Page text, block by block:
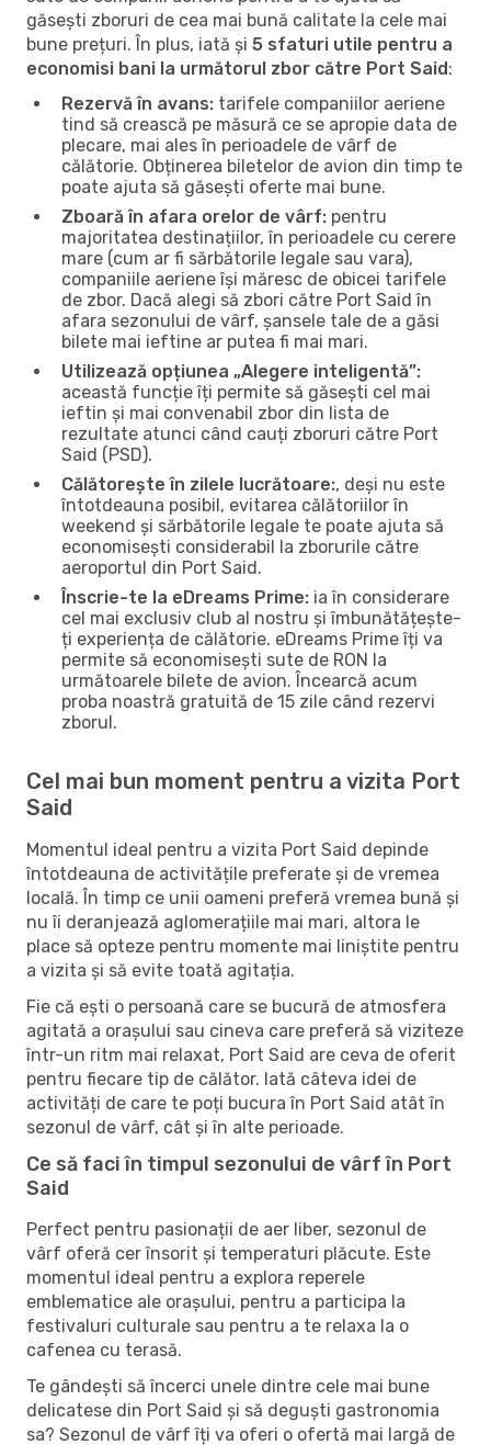
găsești zboruri de cea mai bună calitate la cele mai
bune prețuri. În plus, iată și 5 sfaturi utile pentru a
economisi bani la următorul zbor către Port Said:
Rezervă în avans: tarifele companiilor aeriene
tind să crească pe măsură ce se apropie data de
plecare, mai ales în perioadele de vârf de
călătorie. Obținerea biletelor de avion din timp te
poate ajuta să găsești oferte mai bune.
Zboară în afara orelor de vârf: pentru
majoritatea destinațiilor, în perioadele cu cerere
mare (cum ar fi sărbătorile legale sau vara),
companiile aeriene își măresc de obicei tarifele
de zbor. Dacă alegi să zbori către Port Said în
afara sezonului de vârf, șansele tale de a găsi
bilete mai ieftine ar putea fi mai mari.
Utilizează opțiunea „Alegere inteligentă”:
această funcție îți permite să găsești cel mai
ieftin și mai convenabil zbor din lista de
rezultate atunci când cauți zboruri către Port
Said (PSD).
Călătorește în zilele lucrătoare:, deși nu este
întotdeauna posibil, evitarea călătoriilor în
weekend și sărbătorile legale te poate ajuta să
economisești considerabil la zborurile către
aeroportul din Port Said.
Înscrie-te la eDreams Prime: ia în considerare
cel mai exclusiv club al nostru și îmbunătățește-
ți experiența de călătorie. eDreams Prime îți va
permite să economisești sute de RON la
următoarele bilete de avion. Încearcă acum
proba noastră gratuită de 15 zile când rezervi
zborul.
Cel mai bun moment pentru a vizita Port
Said
Momentul ideal pentru a vizita Port Said depinde
întotdeauna de activitățile preferate și de vremea
locală. În timp ce unii oameni preferă vremea bună și
nu îi deranjează aglomerațiile mai mari, altora le
place să opteze pentru momente mai liniștite pentru
a vizita și să evite toată agitația.
Fie că ești o persoană care se bucură de atmosfera
agitată a orașului sau cineva care preferă să viziteze
într-un ritm mai relaxat, Port Said are ceva de oferit
pentru fiecare tip de călător. Iată câteva idei de
activități de care te poți bucura în Port Said atât în ​​
sezonul de vârf, cât și în alte perioade.
Ce să faci în timpul sezonului de vârf în Port
Said
Perfect pentru pasionații de aer liber, sezonul de
vârf oferă cer însorit și temperaturi plăcute. Este
momentul ideal pentru a explora reperele
emblematice ale orașului, pentru a participa la
festivaluri culturale sau pentru a te relaxa la o
cafenea cu terasă.
Te gândești să încerci unele dintre cele mai bune
delicatese din Port Said și să deguști gastronomia
sa? Sezonul de vârf îți va oferi o ofertă mai largă de